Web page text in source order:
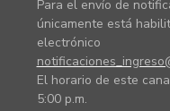
Para el envío de
únicamente está
electrónico
El horario de este
5:00 p.m.